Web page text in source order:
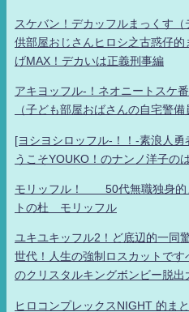
スケバン！デカッフルまっくす
供部屋おじさんヒロシ之古惑仔
げMAX！デカいは正義刑事編
アキヨッフル-！ネオニートスケ
（子ども部屋おばさんの自宅警備
[ヨシヨシロッフル-！！-素浪人
うこそYOUKO！のナンノ洋子の
モリッフル！ 50代無職独身的
トの杜 モリッフル
ユキユキッフル2！ど底辺的一同
世代！人生の強制ロスカットで
のクリスタルキングボンビー脱出
ヒロコンプレックスNIGHT 的ま